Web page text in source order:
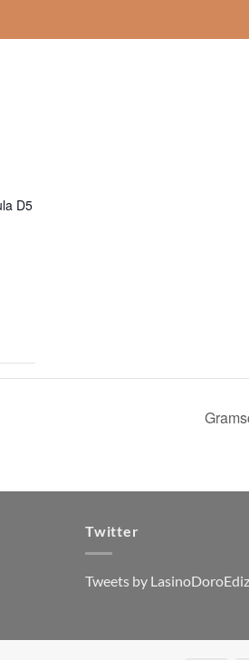
D5
Twitter
Tweets by LasinoDoroEdiz